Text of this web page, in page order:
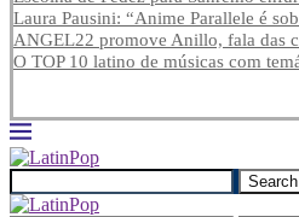
Laura Pausini: “Anime Parallele é
ANGEL22 promove Anillo, fala das
O TOP 10 latino de músicas com
Search